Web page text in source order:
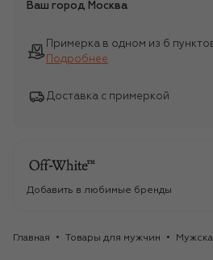
Ваш город Москва
Примерка в одном из 6
Подробнее
Доставка с примеркой
Добавить в любимые бренды
Главная Товары для мужчин